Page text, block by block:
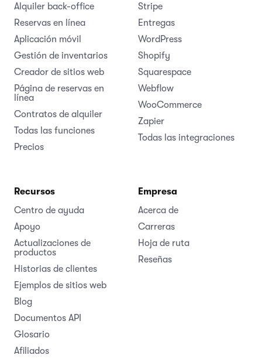
Alquiler back-office
Reservas en línea
Aplicación móvil
Gestión de inventarios
Creador de sitios web
Página de reservas en
línea
Contratos de alquiler
Todas las funciones
Precios
Stripe
Entregas
WordPress
Shopify
Squarespace
Webflow
WooCommerce
Zapier
Todas las integraciones
Recursos
Centro de ayuda
Apoyo
Actualizaciones de
productos
Historias de clientes
Ejemplos de sitios web
Blog
Documentos API
Glosario
Afiliados
Empresa
Acerca de
Carreras
Hoja de ruta
Reseñas